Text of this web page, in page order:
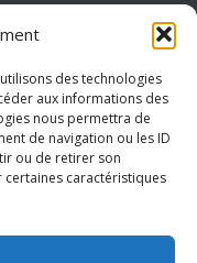
des technologies
aux informations des
nous permettra de
de navigation ou les ID
ou de retirer son
caractéristiques
informatique,
virtualisation, cloud
réactivité, nous
de